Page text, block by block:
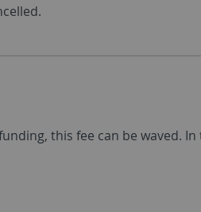
this fee can be waved.